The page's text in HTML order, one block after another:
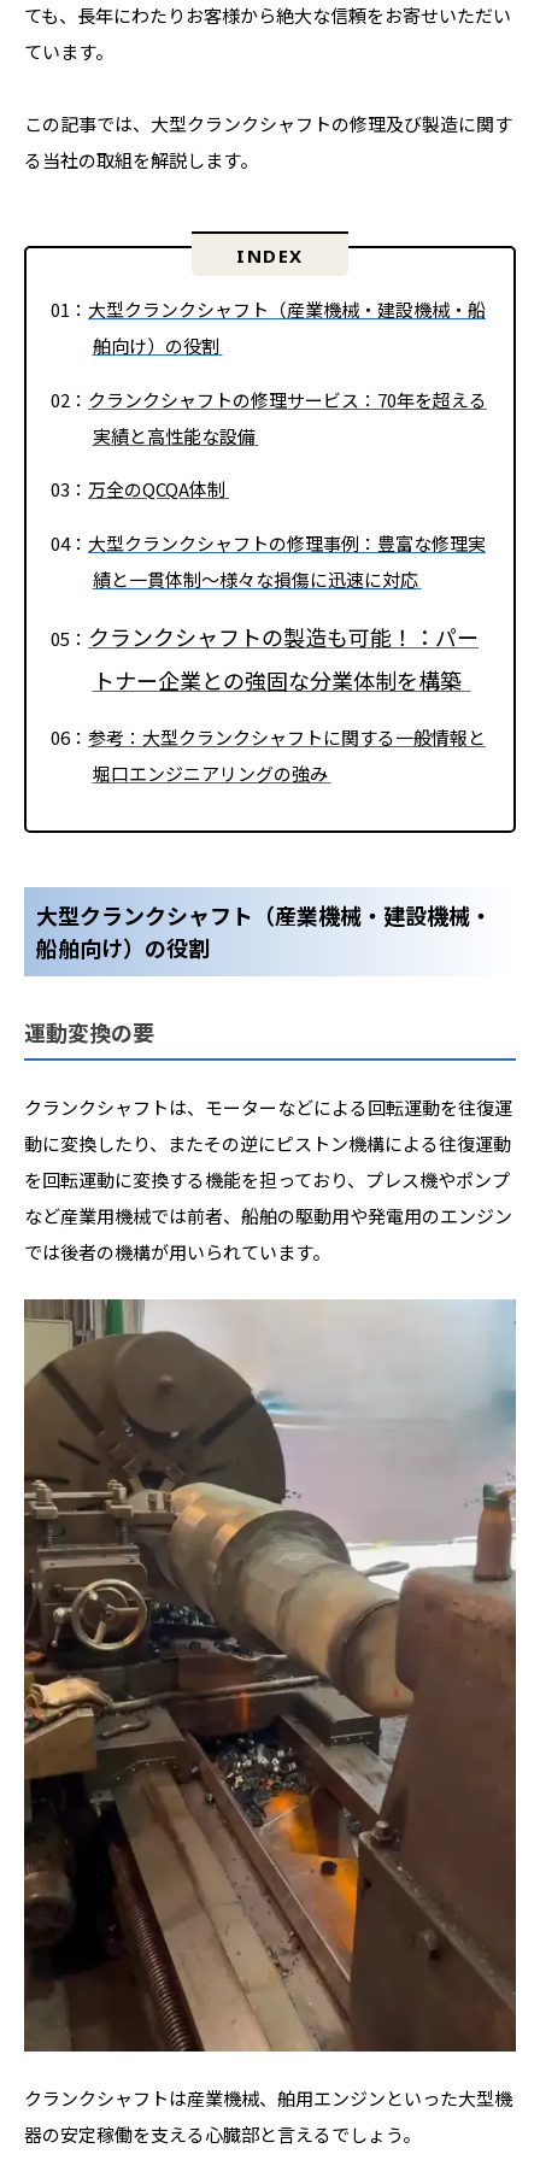
ても、長年にわたりお客様から絶大な信頼をお寄せいただい
ています。
この記事では、大型クランクシャフトの修理及び製造に関す
る当社の取組を解説します。
INDEX
大型クランクシャフト（産業機械・建設機械・船
舶向け）の役割
クランクシャフトの修理サービス：70年を超える
実績と高性能な設備
万全のQCQA体制
大型クランクシャフトの修理事例：豊富な修理実
績と一貫体制～様々な損傷に迅速に対応
クランクシャフトの製造も可能！：パー
トナー企業との強固な分業体制を構築
参考：大型クランクシャフトに関する一般情報と
堀口エンジニアリングの強み
大型クランクシャフト（産業機械・建設機械・
船舶向け）の役割
運動変換の要
クランクシャフトは、モーターなどによる回転運動を往復運
動に変換したり、またその逆にピストン機構による往復運動
を回転運動に変換する機能を担っており、プレス機やポンプ
など産業用機械では前者、船舶の駆動用や発電用のエンジン
では後者の機構が用いられています。
クランクシャフトは産業機械、舶用エンジンといった大型機
器の安定稼働を支える心臓部と言えるでしょう。